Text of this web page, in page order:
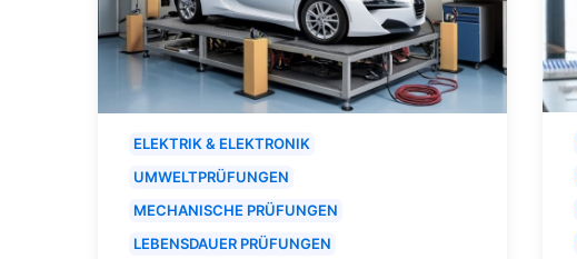
ELEKTRIK & ELEKTRONIK
UMWELTPRÜFUNGEN
MECHANISCHE PRÜFUNGEN
LEBENSDAUER PRÜFUNGEN